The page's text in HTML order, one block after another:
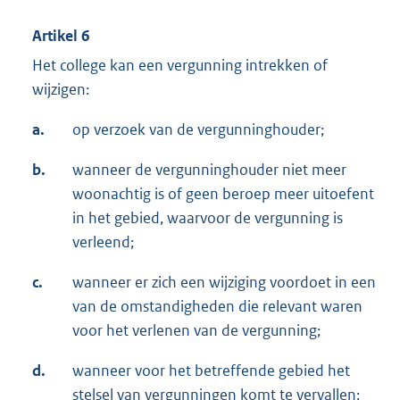
Artikel 6
Het college kan een vergunning intrekken of
wijzigen:
a. op verzoek van de vergunninghouder;
b.
wanneer de vergunninghouder niet meer
woonachtig is of geen beroep meer uitoefent
in het gebied, waarvoor de vergunning is
verleend;
c.
wanneer er zich een wijziging voordoet in een
van de omstandigheden die relevant waren
voor het verlenen van de vergunning;
d.
wanneer voor het betreffende gebied het
stelsel van vergunningen komt te vervallen;